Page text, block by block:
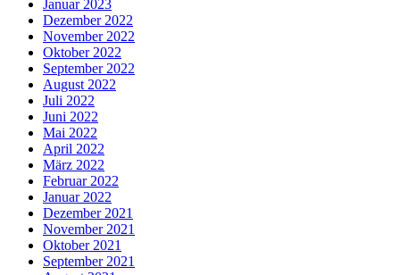
Januar 2023
Dezember 2022
November 2022
Oktober 2022
September 2022
August 2022
Juli 2022
Juni 2022
Mai 2022
April 2022
März 2022
Februar 2022
Januar 2022
Dezember 2021
November 2021
Oktober 2021
September 2021